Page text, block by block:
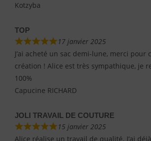
Kotzyba
TOP
17 janvier 2025
J’ai acheté un sac demi-lune, merci pour
création ! Alice est très sympathique, je
100%
Capucine RICHARD
JOLI TRAVAIL DE COUTURE
15 janvier 2025
Alice réalise un travail de qualité. J’ai